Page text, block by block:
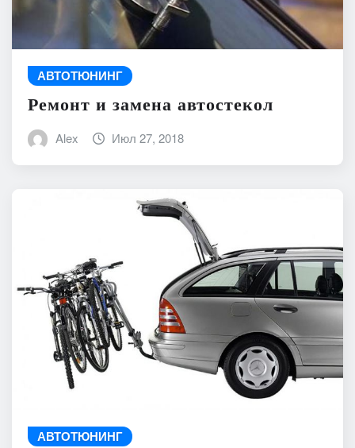
АВТОТЮНИНГ
Ремонт и замена автостекол
Alex Июл 27, 2018
АВТОТЮНИНГ